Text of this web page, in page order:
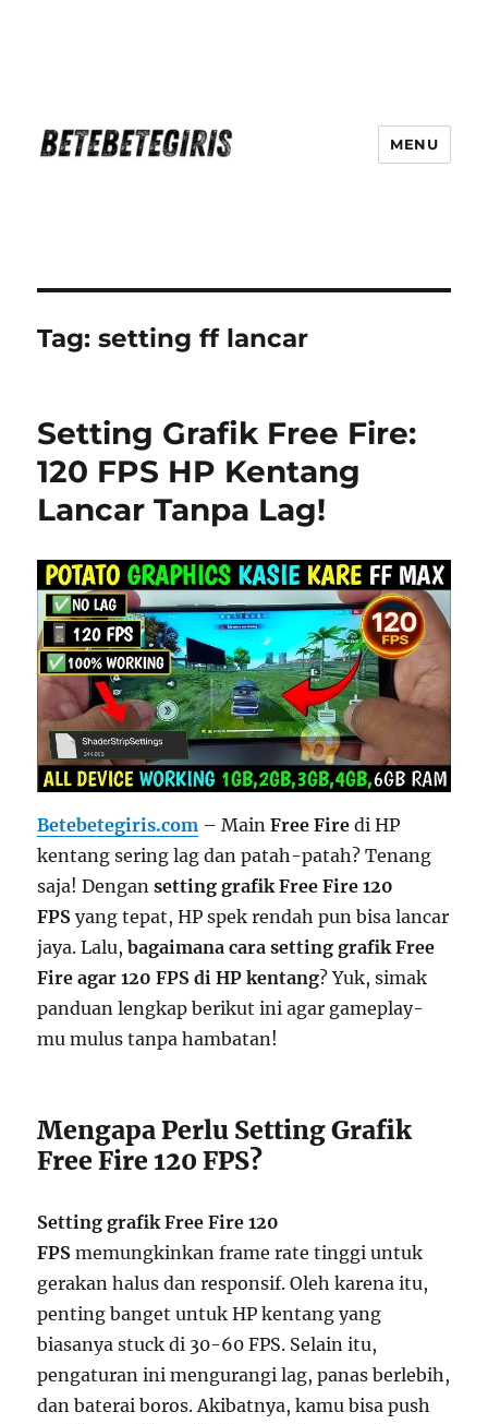
MENU
Tag:setting ff lancar
Setting Grafik Free Fire:
120 FPS HP Kentang
Lancar Tanpa Lag!
Betebetegiris.com – MainFree Fire di HP
kentang sering lag dan patah-patah? Tenang
saja! Dengansetting grafik Free Fire 120
FPS yang tepat, HP spek rendah pun bisa lancar
jaya. Lalu,bagaimana cara setting grafik Free
Fire agar 120 FPS di HP kentang? Yuk, simak
panduan lengkap berikut ini agar gameplay-
mu mulus tanpa hambatan!
Mengapa Perlu Setting Grafik
Free Fire 120 FPS?
Setting grafik Free Fire 120
FPS memungkinkan frame rate tinggi untuk
gerakan halus dan responsif. Oleh karena itu,
penting banget untuk HP kentang yang
biasanya stuck di 30-60 FPS. Selain itu,
pengaturan ini mengurangi lag, panas berlebih,
dan baterai boros. Akibatnya, kamu bisa push